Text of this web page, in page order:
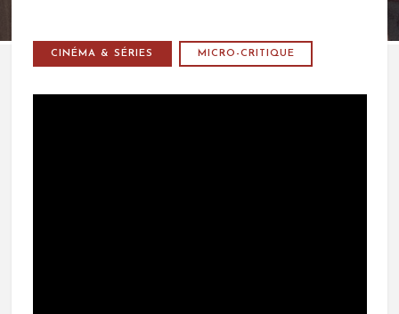
CINÉMA & SÉRIES MICRO-CRITIQUE